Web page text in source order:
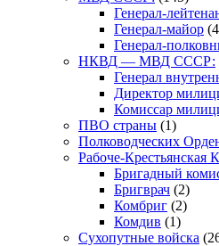
Генерал-
Генерал-майор
Генерал-
НКВД — МВД СССР:
Генерал
Директор
Комиссар
ПВО страны (1)
Полководческих
Рабоче-Крестьянская
Бригадный
Бригврач (2)
Комбриг (2)
Комдив (1)
Сухопутные войска